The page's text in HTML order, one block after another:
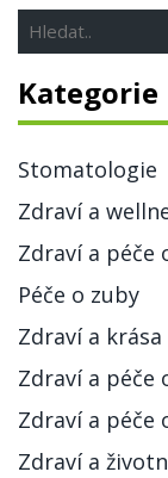
Kategorie
Stomatologie
Zdraví a
Zdraví a péče
Péče o zuby
Zdraví a krása
Zdraví a péče
Zdraví a péče
Zdraví a